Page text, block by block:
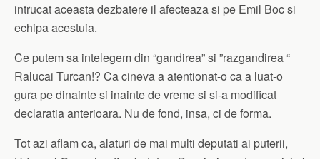
intrucat aceasta dezbatere il afecteaza si pe Emil Boc si
echipa acestuia.
Ce putem sa intelegem din “gandirea” si ”razgandirea “
Ralucai Turcan!? Ca cineva a atentionat-o ca a luat-o
gura pe dinainte si inainte de vreme si si-a modificat
declaratia anterioara. Nu de fond, insa, ci de forma.
Tot azi aflam ca, alaturi de mai multi deputati ai puterii,